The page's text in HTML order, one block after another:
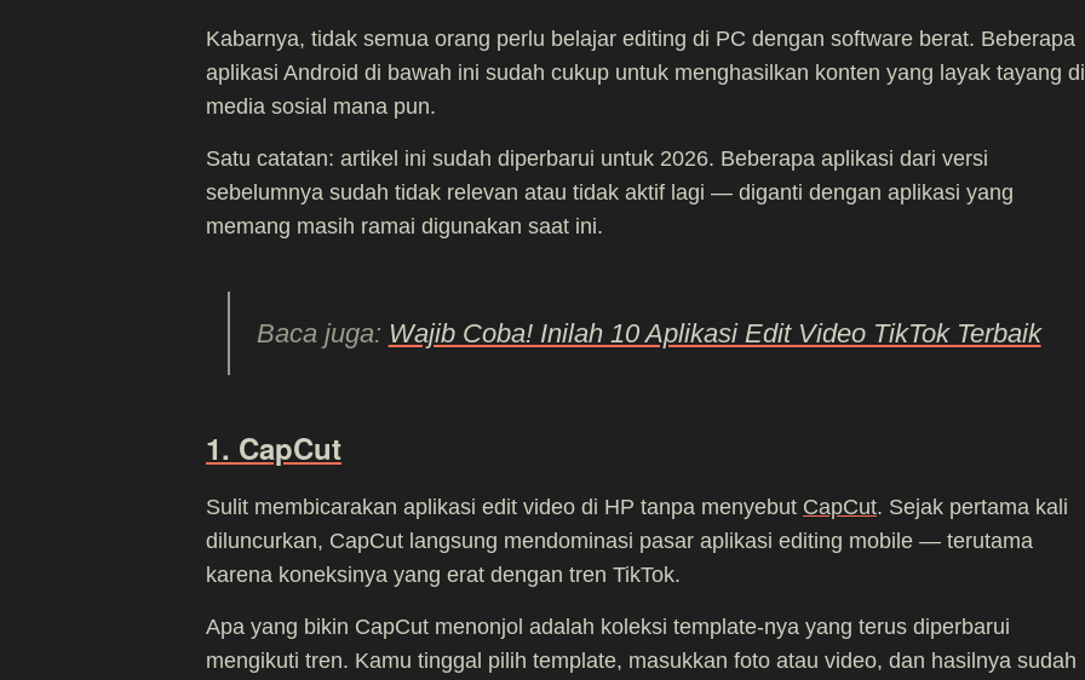
Kabarnya, tidak semua orang perlu belajar editing di PC dengan software berat. Beberapa
aplikasi Android di bawah ini sudah cukup untuk menghasilkan konten yang layak tayang di
media sosial mana pun.
Satu catatan: artikel ini sudah diperbarui untuk 2026. Beberapa aplikasi dari versi
sebelumnya sudah tidak relevan atau tidak aktif lagi — diganti dengan aplikasi yang
memang masih ramai digunakan saat ini.
Baca juga: Wajib Coba! Inilah 10 Aplikasi Edit Video TikTok Terbaik
1. CapCut
Sulit membicarakan aplikasi edit video di HP tanpa menyebut CapCut. Sejak pertama kali
diluncurkan, CapCut langsung mendominasi pasar aplikasi editing mobile — terutama
karena koneksinya yang erat dengan tren TikTok.
Apa yang bikin CapCut menonjol adalah koleksi template-nya yang terus diperbarui
mengikuti tren. Kamu tinggal pilih template, masukkan foto atau video, dan hasilnya sudah